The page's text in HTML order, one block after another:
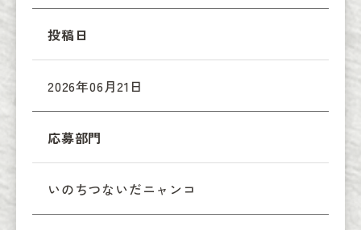
投稿日
2026年06月21日
応募部門
いのちつないだニャンコ